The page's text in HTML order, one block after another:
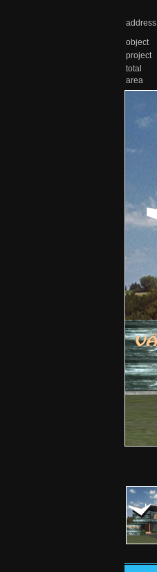
address
object
project
total
area